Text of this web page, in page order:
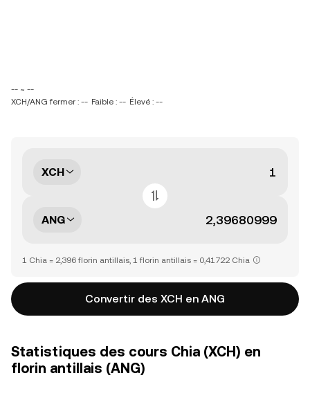
-- ~ --
XCH/ANG fermer : -- Faible : -- Élevé : --
XCH
ANG
1 Chia = 2,396 florin antillais, 1 florin antillais = 0,41722 Chia
Convertir des XCH en ANG
Statistiques des cours Chia (XCH) en
florin antillais (ANG)